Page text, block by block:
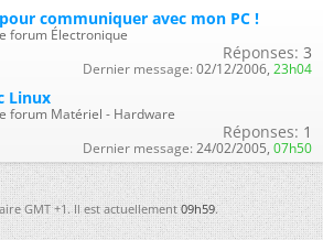
communiquer avec mon PC !
forum Électronique
Réponses: 3
Dernier message: 02/12/2006, 23h04
Linux
forum Matériel - Hardware
Réponses: 1
Dernier message: 24/02/2005, 07h50
GMT +1. Il est actuellement09h59.